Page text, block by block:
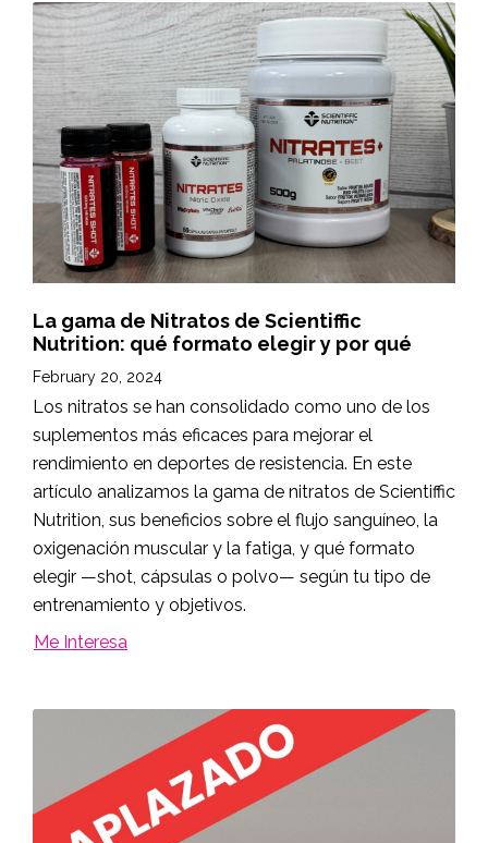
La gama de Nitratos de Scientiffic
Nutrition: qué formato elegir y por qué
February 20, 2024
Los nitratos se han consolidado como uno de los
suplementos más eficaces para mejorar el
rendimiento en deportes de resistencia. En este
artículo analizamos la gama de nitratos de Scientiffic
Nutrition, sus beneficios sobre el flujo sanguíneo, la
oxigenación muscular y la fatiga, y qué formato
elegir —shot, cápsulas o polvo— según tu tipo de
entrenamiento y objetivos.
Me Interesa